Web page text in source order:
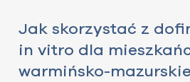
Jak skorzystać z
in vitro dla
warmińsko-